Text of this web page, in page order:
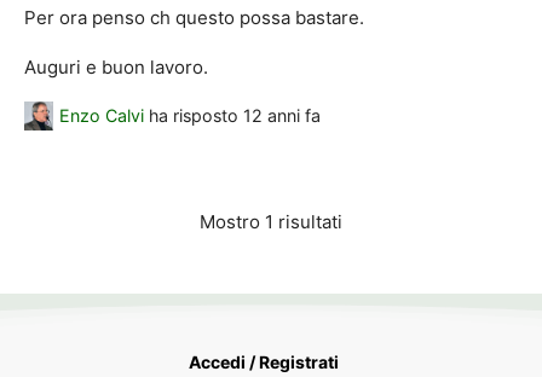
Per ora penso ch questo possa bastare.
Auguri e buon lavoro.
Enzo Calvi ha risposto 12 anni fa
Mostro 1 risultati
Accedi / Registrati